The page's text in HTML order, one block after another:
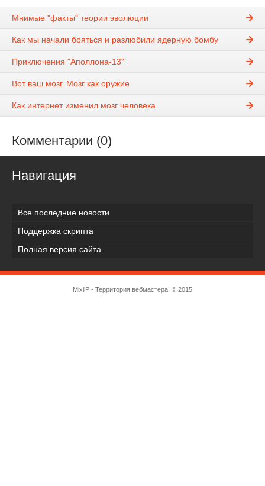
Мнимые "факты" теории эволюции
Как мы начали бояться и разлюбили ядерную бомбу
Приключения "Аполлона-13"
Вот ваш мозг. Мозг как оружие
Как интернет изменил мозг человека
Комментарии (0)
Навигация
Все последние новости
Поддержка скрипта
Полная версия сайта
MixliP - Территория вебмастера! © 2015